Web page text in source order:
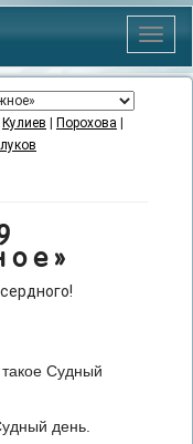
Меню
Кулиев Порохова
Судный
день.